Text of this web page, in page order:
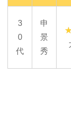
3
0
代
申
景
秀